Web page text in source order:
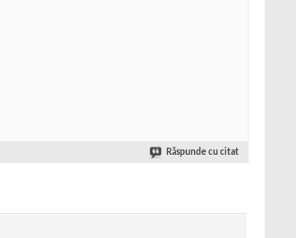
Răspunde cu citat